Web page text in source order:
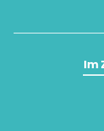
Im